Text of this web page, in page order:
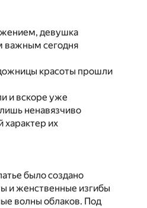
девушка
важным сегодня
красоты прошли
и вскоре уже
ненавязчиво
характер их
было создано
и женственные изгибы
волны облаков. Под